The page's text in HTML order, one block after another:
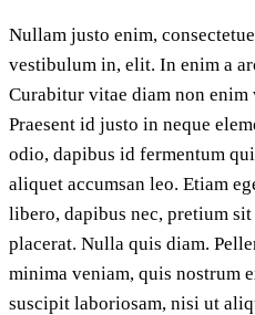
Nullam justo enim,
vestibulum in, elit. In enim a
Curabitur vitae diam non
Praesent id justo in neque
odio, dapibus id fermentum
aliquet accumsan leo. Etiam
libero, dapibus nec, pretium
placerat. Nulla quis diam.
minima veniam, quis nostrum
suscipit laboriosam, nisi ut